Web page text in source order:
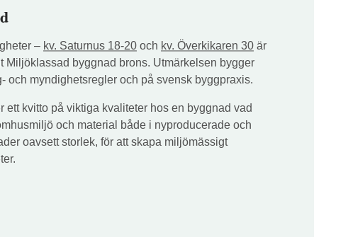
– kv. Saturnus 18-20 och kv. Överkikaren 30 är
Miljöklassad byggnad brons. Utmärkelsen bygger
och myndighetsregler och på svensk byggpraxis.
ett kvitto på viktiga kvaliteter hos en byggnad vad
och material både i nyproducerade och
oavsett storlek, för att skapa miljömässigt